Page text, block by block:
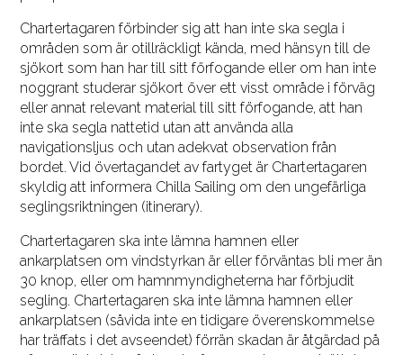
Chartertagaren förbinder sig att han inte ska segla i
områden som är otillräckligt kända, med hänsyn till de
sjökort som han har till sitt förfogande eller om han inte
noggrant studerar sjökort över ett visst område i förväg
eller annat relevant material till sitt förfogande, att han
inte ska segla nattetid utan att använda alla
navigationsljus och utan adekvat observation från
bordet. Vid övertagandet av fartyget är Chartertagaren
skyldig att informera Chilla Sailing om den ungefärliga
seglingsriktningen (itinerary).
Chartertagaren ska inte lämna hamnen eller
ankarplatsen om vindstyrkan är eller förväntas bli mer än
30 knop, eller om hamnmyndigheterna har förbjudit
segling. Chartertagaren ska inte lämna hamnen eller
ankarplatsen (såvida inte en tidigare överenskommelse
har träffats i det avseendet) förrän skadan är åtgärdad på